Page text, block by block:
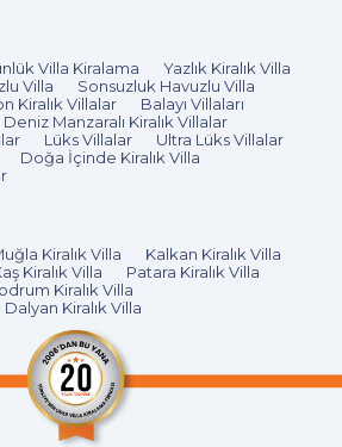
Villa Kiralama
Yazlık Kiralık Villa
Villa
Sonsuzluk Havuzlu Villa
Kiralık Villalar
Balayı Villaları
Deniz Manzaralı Kiralık Villalar
Lüks Villalar
Ultra Lüks Villalar
Doğa İçinde Kiralık Villa
Kiralık Villa
Kalkan Kiralık Villa
Kiralık Villa
Patara Kiralık Villa
Kiralık Villa
Dalyan Kiralık Villa